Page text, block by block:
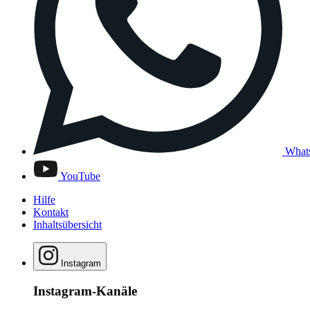
YouTube
Hilfe
Kontakt
Inhaltsübersicht
Instagram
Instagram-Kanäle